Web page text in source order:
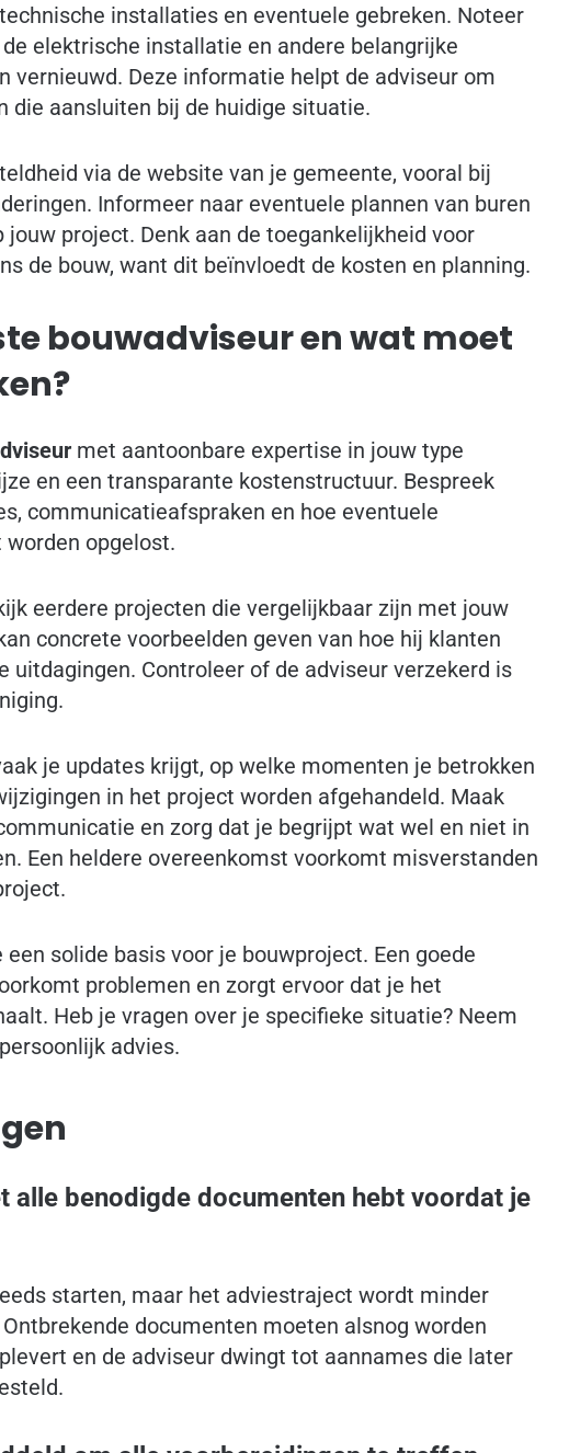
installaties en eventuele gebreken. Noteer
elektrische installatie en andere belangrijke
vernieuwd. Deze informatie helpt de adviseur om
die aansluiten bij de huidige situatie.
via de website van je gemeente, vooral bij
Informeer naar eventuele plannen van buren
jouw project. Denk aan de toegankelijkheid voor
de bouw, want dit beïnvloedt de kosten en planning.
bouwadviseur en wat moet
met aantoonbare expertise in jouw type
en een transparante kostenstructuur. Bespreek
communicatieafspraken en hoe eventuele
opgelost.
eerdere projecten die vergelijkbaar zijn met jouw
concrete voorbeelden geven van hoe hij klanten
uitdagingen. Controleer of de adviseur verzekerd is
je updates krijgt, op welke momenten je betrokken
in het project worden afgehandeld. Maak
en zorg dat je begrijpt wat wel en niet in
Een heldere overeenkomst voorkomt misverstanden
solide basis voor je bouwproject. Een goede
problemen en zorgt ervoor dat je het
Heb je vragen over je specifieke situatie? Neem
advies.
alle benodigde documenten hebt voordat je
starten, maar het adviestraject wordt minder
documenten moeten alsnog worden
en de adviseur dwingt tot aannames die later